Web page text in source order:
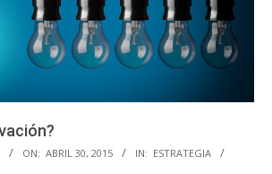
ON: ABRIL 30, 2015 IN: ESTRATEGIA